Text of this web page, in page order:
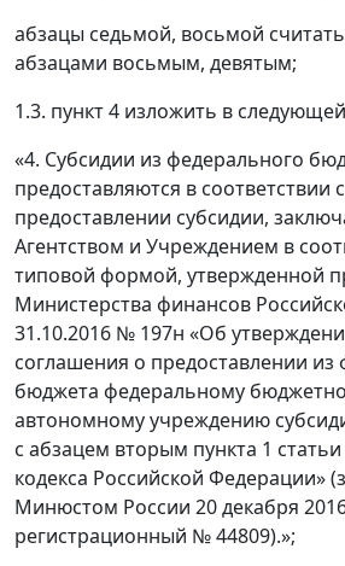
абзацы седьмой, восьмой
абзацами восьмым, девятым;
1.3. пункт 4 изложить в
«4. Субсидии из федерального
предоставляются в соответствии
предоставлении субсидии,
Агентством и Учреждением в
типовой формой, утвержденной
Министерства финансов
31.10.2016 № 197н «Об
соглашения о предоставлении из
бюджета федеральному
автономному учреждению
с абзацем вторым пункта 1
кодекса Российской Федерации»
Минюстом России 20 декабря 2016
регистрационный № 44809).»;